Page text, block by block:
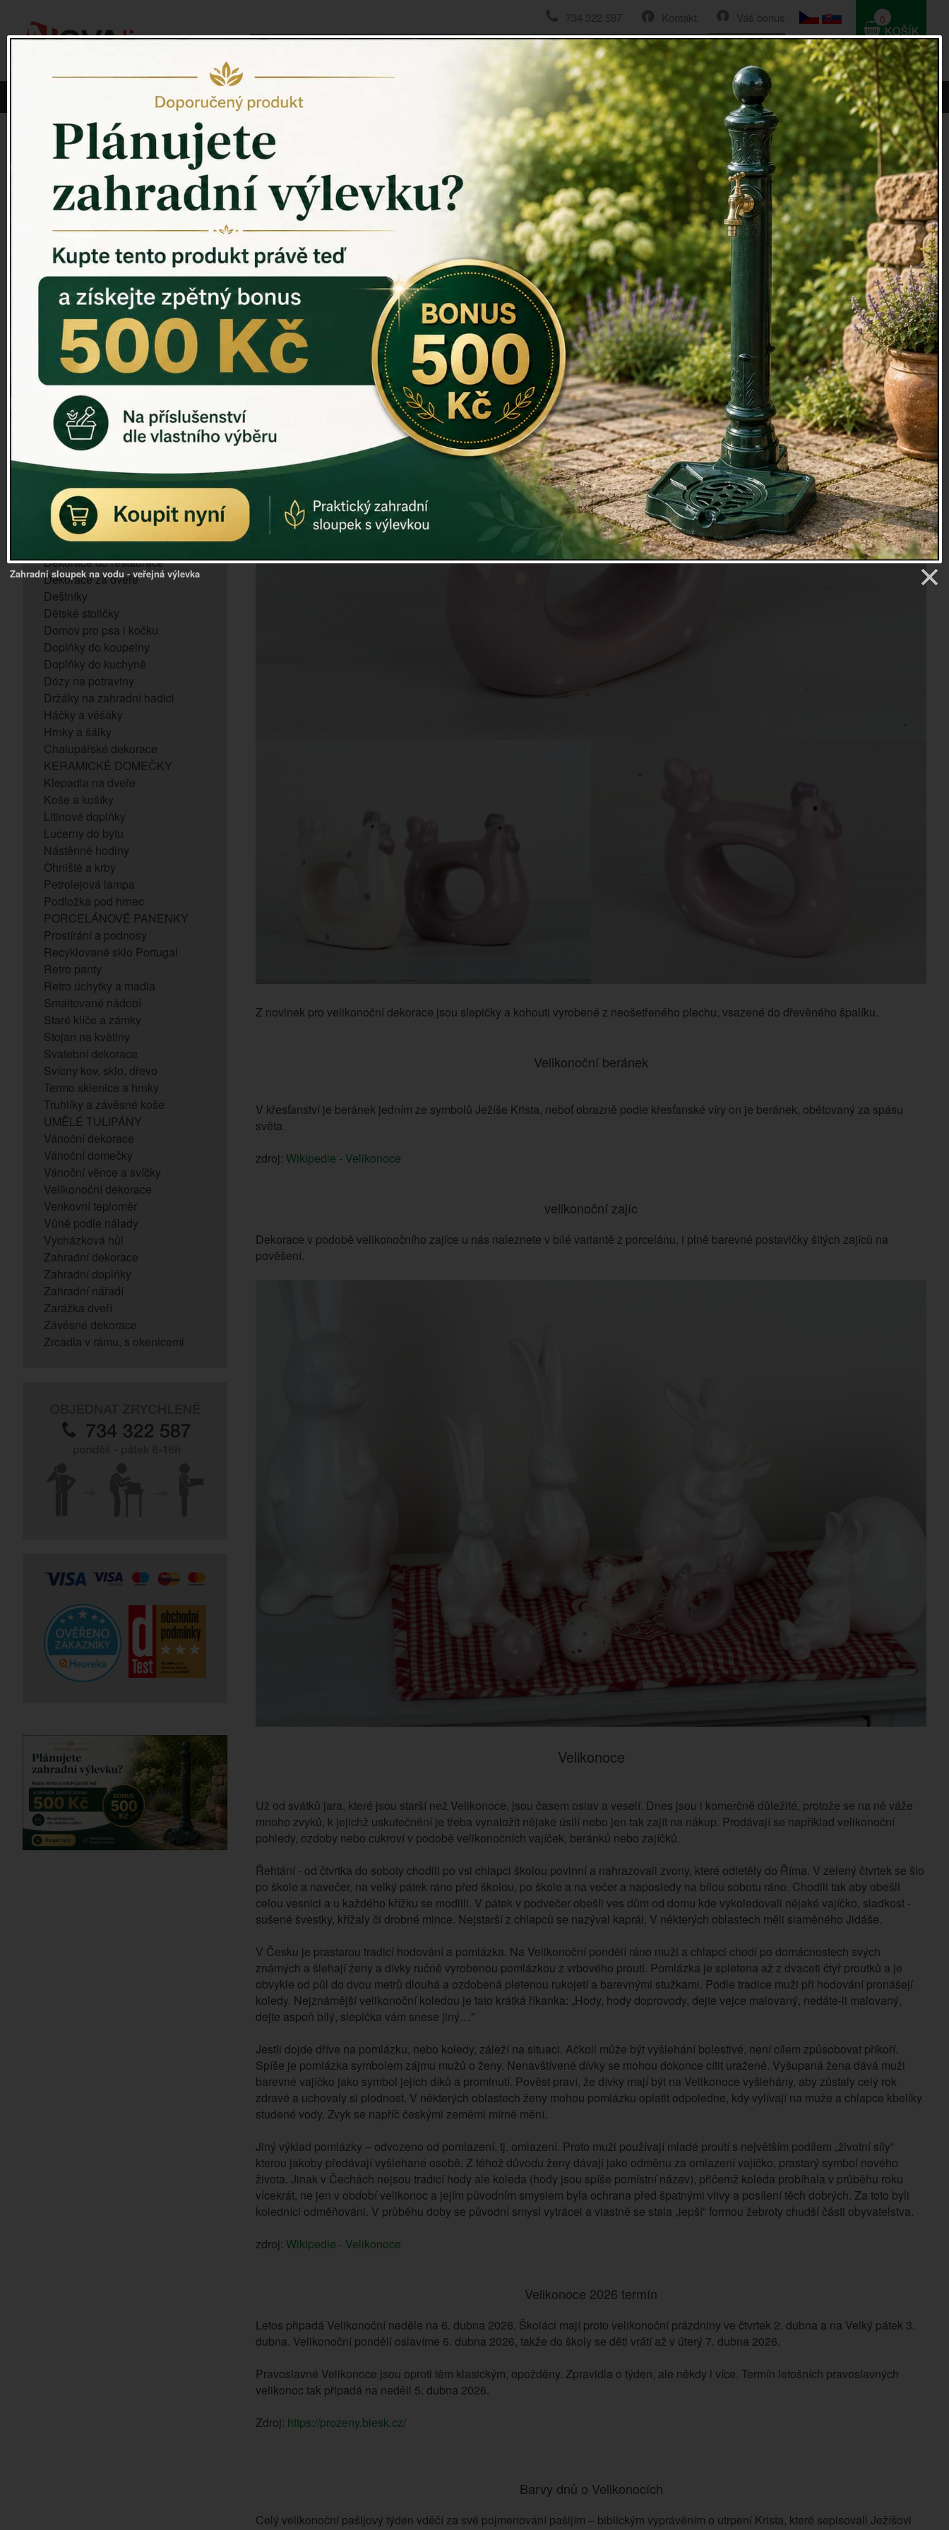
Váš bonus
Kontakt
734 322 587
HLEDAT
0
0 Kč
Vyberte si kategorii: NOVINKY
PÍTKO PRO PTÁKY
ZAHRADNÍ SOCHY
ZAHRADNÍ UMYVADLA
PTAČÍ BUDKY
Litinové škrabáky na boty
DEKORACE NA HROB
RETRO KONZOLE
Domovní čísla - litina
DEKORACE NA ZEĎ
ZVONKOHRA
ZVONY A ZVONKY
PTAČÍ KRMÍTKA
SLUNEČNÍ HODINY
Dózy na brambory a zeleninu
VÝPRODEJ - poslední kusy
Andělé, něžné sošky
Aroma lampy
Buddha soška
BUDKY PRO SÝKORKY
Budky pro vrabce
Bytový textil
Dárky pro muže
Dekorace do bytu
Dekorace do restaurace
Dekorace za dveře
Deštníky
Dětské stoličky
Domov pro psa i kočku
Doplňky do koupelny
Doplňky do kuchyně
Dózy na potraviny
Držáky na zahradní hadici
Háčky a věšáky
Hrnky a šálky
Chalupářské dekorace
KERAMICKÉ DOMEČKY
Klepadla na dveře
Koše a košíky
Litinové doplňky
Lucerny do bytu
Nástěnné hodiny
Ohniště a krby
Petrolejová lampa
Podložka pod hrnec
PORCELÁNOVÉ PANENKY
Prostírání a podnosy
Recyklované sklo Portugal
Retro panty
Retro úchytky a madla
Smaltované nádobí
Staré klíče a zámky
Stojan na květiny
Svatební dekorace
Svícny kov, sklo, dřevo
Termo sklenice a hrnky
Truhlíky a závěsné koše
UMĚLÉ TULIPÁNY
Vánoční dekorace
Vánoční domečky
Vánoční věnce a svíčky
Velikonoční dekorace
Venkovní teploměr
Vůně podle nálady
Vycházková hůl
Zahradní dekorace
Zahradní doplňky
Zahradní nářadí
Zarážka dveří
Závěsné dekorace
Zrcadla v rámu, s okenicemi
velikonoční dekorace
Velikonoční dekorace 2026
Tento rok vychází oslava velikonočních svátků na prodloužený víkend 3.4. - Velikonoční pondělí 6.4.2026.
, kříž, kočičky, svíce, nebovajíčko, jako symbol nového života, naleznete v provedení ze dřeva,
textilu, nebo z keramiky.
Doporučujeme servírovací kroužky na ubrousky, vyrobené z keramiky.
Z novinek pro velikonoční dekorace jsou slepičky a kohouti vyrobené z neošetřeného plechu, vsazené do dřevěného špalíku.
Velikonoční beránek
V křesťanství je beránek jedním ze symbolů Ježíše Krista, neboť obrazně podle křesťanské víry on je beránek, obětovaný za spásu
světa.
zdroj: Wikipedie - Velikonoce
velikonoční zajíc
Dekorace v podobě velikonočního zajíce u nás naleznete v bílé variantě z porcelánu, i plně barevné postavičky šitých zajíců na
pověšení.
Velikonoce
Už od svátků jara, které jsou starší než Velikonoce, jsou časem oslav a veselí. Dnes jsou i komerčně důležité, protože se na ně váže
mnoho zvyků, k jejichž uskutečnění je třeba vynaložit nějaké úsilí nebo jen tak zajít na nákup. Prodávají se například velikonoční
pohledy, ozdoby nebo cukroví v podobě velikonočních vajíček, beránků nebo zajíčků.
Řehtání - od čtvrtka do soboty chodili po vsi chlapci školou povinní a nahrazovali zvony, které odletěly do Říma. V zelený čtvrtek se šlo
po škole a navečer, na velký pátek ráno před školou, po škole a na večer a naposledy na bílou sobotu ráno. Chodili tak aby obešli
celou vesnici a u každého křížku se modlili. V pátek v podvečer obešli ves dům od domu kde vykoledovali nějaké vajíčko, sladkost -
sušené švestky, křížaly či drobné mince. Nejstarší z chlapců se nazýval kaprál. V některých oblastech měli slaměného Jidáše.
V Česku je prastarou tradicí hodování a pomlázka. Na Velikonoční pondělí ráno muži a chlapci chodí po domácnostech svých
známých a šlehají ženy a dívky ručně vyrobenou pomlázkou z vrbového proutí. Pomlázka je spletena až z dvaceti čtyř proutků a je
obvykle od půl do dvou metrů dlouhá a ozdobená pletenou rukojetí a barevnými stužkami. Podle tradice muži při hodování pronášejí
koledy. Nejznámější velikonoční koledou je tato krátká říkanka: „Hody, hody doprovody, dejte vejce malovaný, nedáte-li malovaný,
dejte aspoň bílý, slepička vám snese jiný…”
Jestli dojde dříve na pomlázku, nebo koledy, záleží na situaci. Ačkoli může být vyšlehání bolestivé, není cílem způsobovat příkoří.
Spíše je pomlázka symbolem zájmu mužů o ženy. Nenavštívené dívky se mohou dokonce cítit uražené. Vyšupaná žena dává muži
barevné vajíčko jako symbol jejích díků a prominutí. Pověst praví, že dívky mají být na Velikonoce vyšlehány, aby zůstaly celý rok
zdravé a uchovaly si plodnost. V některých oblastech ženy mohou pomlázku oplatit odpoledne, kdy vylívají na muže a chlapce kbelíky
studené vody. Zvyk se napříč českými zeměmi mírně mění.
Jiný výklad pomlázky – odvozeno od pomlazení, tj. omlazení. Proto muži používají mladé proutí s největším podílem „životní síly“
kterou jakoby předávají vyšlehané osobě. Z téhož důvodu ženy dávají jako odměnu za omlazení vajíčko, prastarý symbol nového
života. Jinak v Čechách nejsou tradicí hody ale koleda (hody jsou spíše pomístní název), přičemž koleda probíhala v průběhu roku
vícekrát, ne jen v období velikonoc a jejím původním smyslem byla ochrana před špatnými vlivy a posílení těch dobrých. Za toto byli
koledníci odměňováni. V průběhu doby se původní smysl vytrácel a vlastně se stala „lepší“ formou žebroty chudší části obyvatelstva.
zdroj: Wikipedie - Velikonoce
Velikonoce 2026 termín
Letos připadá Velikonoční neděle na 6. dubna 2026. Školáci mají proto velikonoční prázdniny ve čtvrtek 2. dubna a na Velký pátek 3.
dubna. Velikonoční pondělí oslavíme 6. dubna 2026, takže do školy se děti vrátí až v úterý 7. dubna 2026.
Pravoslavné Velikonoce jsou oproti těm klasickým, opožděny. Zpravidla o týden, ale někdy i více. Termín letošních pravoslavných
velikonoc tak připadá na neděli 5. dubna 2026.
Zdroj: https://prozeny.blesk.cz/
Barvy dnů o Velikonocích
Celý velikonoční pašijový týden vděčí za své pojmenování pašijím – biblickým vyprávěním o utrpení Krista, které sepisovali Ježíšovi
Zahradní sloupek na vodu - veřejná výlevka